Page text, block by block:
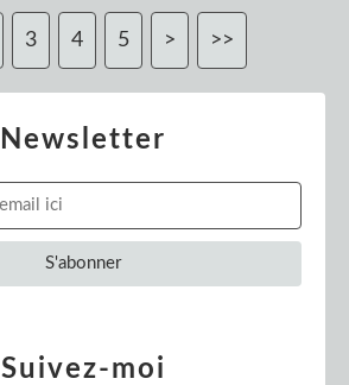
3 4 5 > >>
Newsletter
Suivez-moi